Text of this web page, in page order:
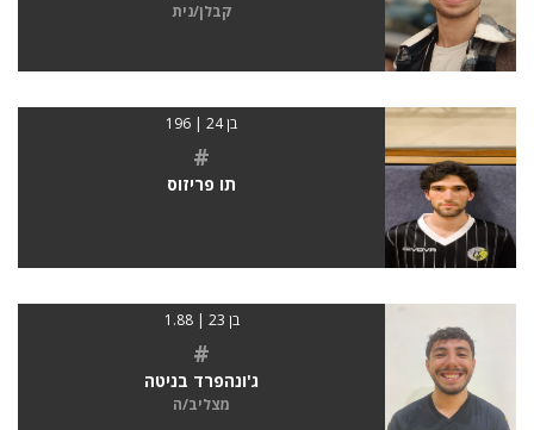
קבלן/נית
בן 24 | 196
#
תו פריזוס
בן 23 | 1.88
#
ג'ונהפרד בניטה
מצליב/ה